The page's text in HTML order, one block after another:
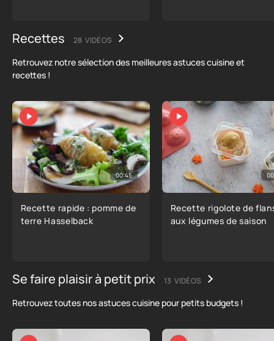
Recettes 28 VIDÉOS
Retrouvez notre sélection des meilleures astuces cuisine et
recettes !
00:45
Recette rapide : pomme de
terre Hasselback
Recette rigolote de
aux légumes de saison
Se faire plaisir à petit prix 13 VIDÉOS
Retrouvez toutes nos astuces cuisine pour petits budgets !